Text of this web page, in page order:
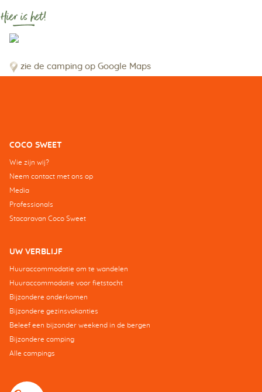
Hier is het!
zie de camping op Google Maps
COCO SWEET
Wie zijn wij?
Neem contact met ons op
Media
Professionals
Stacaravan Coco Sweet
UW VERBLIJF
Huuraccommodatie om te wandelen
Huuraccommodatie voor fietstocht
Bijzondere onderkomen
Bijzondere gezinsvakanties
Beleef een bijzonder weekend in de bergen
Bijzondere camping
Alle campings